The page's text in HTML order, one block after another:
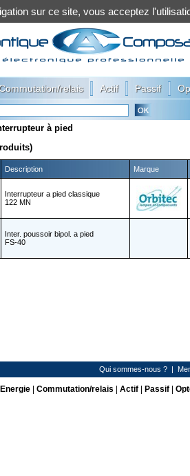
relais Actif Passif
à pied
Description
Marque
Interrupteur a pied classique
122 MN
Inter. poussoir bipol. a pied
FS-40
Qui sommes-nous ?|
Energie| Commutation/relais Actif| Passif|
sur ce site, vous acceptez